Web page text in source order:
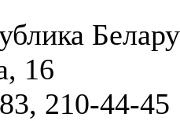
16
210-44-45